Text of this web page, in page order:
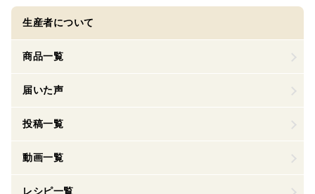
生産者について
商品一覧
届いた声
投稿一覧
動画一覧
レシピ一覧